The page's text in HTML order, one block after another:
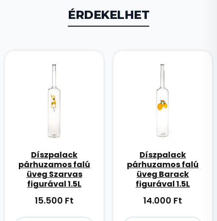
ÉRDEKELHET
Díszpalack
párhuzamos falú
üveg Szarvas
figurával 1.5L
15.500 Ft
Díszpalack
párhuzamos falú
üveg Barack
figurával 1.5L
14.000 Ft